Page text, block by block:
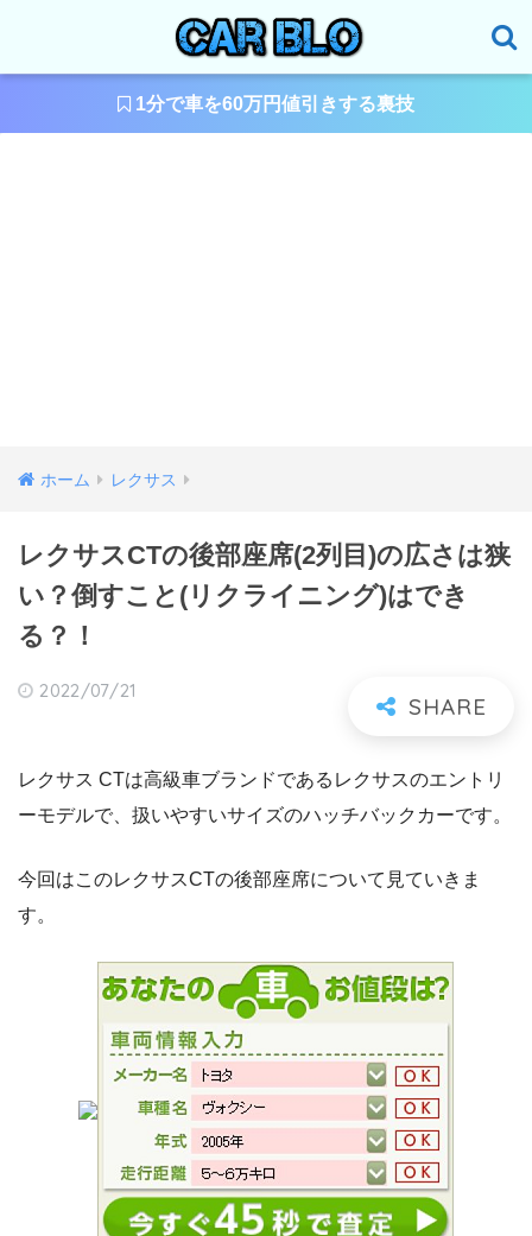
1分で車を60万円値引きする裏技
ホーム レクサス
レクサスCTの後部座席(2列目)の広さは狭
い？倒すこと(リクライニング)はでき
る？！
2022/07/21
レクサス CTは高級車ブランドであるレクサスのエントリ
ーモデルで、扱いやすいサイズのハッチバックカーです。
今回はこのレクサスCTの後部座席について見ていきま
す。